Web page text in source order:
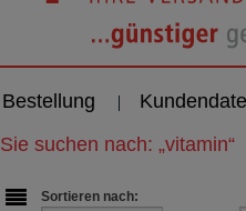
Bestellung
Sie suchen nach: „vitamin“
Sortieren nach: